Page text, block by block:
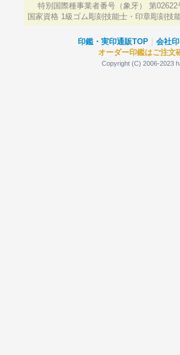
特別国際種事業者番号（象牙） 第02622
国家資格 1級ゴム彫刻技能士・印章彫刻技
印鑑・実印通販TOP 会社印
オーダー印鑑はご注文
Copyright (C) 2006-2023